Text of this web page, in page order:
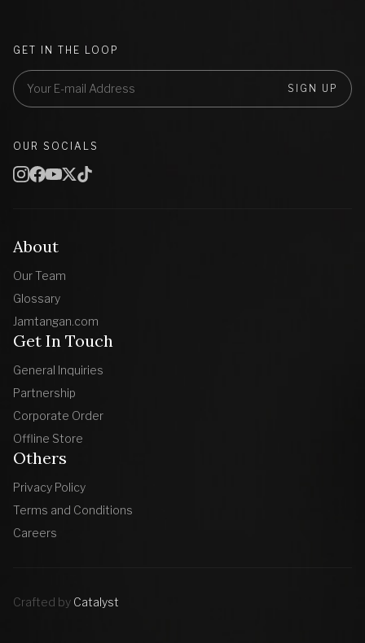
About
Our Team
Glossary
Jamtangan.com
Get In Touch
General Inquiries
Partnership
Corporate Order
Offline Store
Others
Privacy Policy
Terms and Conditions
Careers
GET IN THE LOOP
SIGN UP
OUR SOCIALS
Crafted by Catalyst